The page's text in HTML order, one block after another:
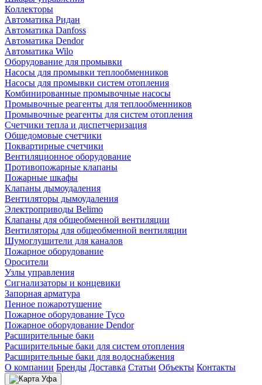
Коллекторы
Автоматика Ридан
Автоматика Danfoss
Автоматика Dendor
Автоматика Wilo
Оборудование для промывки
Насосы для промывки теплообменников
Насосы для промывки систем отопления
Комбинированные промывочные насосы
Промывочные реагенты для теплообменников
Промывочные реагенты для систем отопления
Счетчики тепла и диспетчеризация
Общедомовые счетчики
Поквартирные счетчики
Вентиляционное оборудование
Противопожарные клапаны
Пожарные шкафы
Клапаны дымоудаления
Вентиляторы дымоудаления
Электроприводы Belimo
Клапаны для общеобменной вентиляции
Вентиляторы для общеобменной вентиляции
Шумоглушители для каналов
Пожарное оборудование
Оросители
Узлы управления
Сигнализаторы и концевики
Запорная арматура
Пенное пожаротушение
Пожарное оборудование Tyco
Пожарное оборудование Dendor
Расширительные баки
Расширительные баки для систем отопления
Расширительные баки для водоснабжения
О компании Бренды Доставка Статьи Объекты Контакты
Уфа